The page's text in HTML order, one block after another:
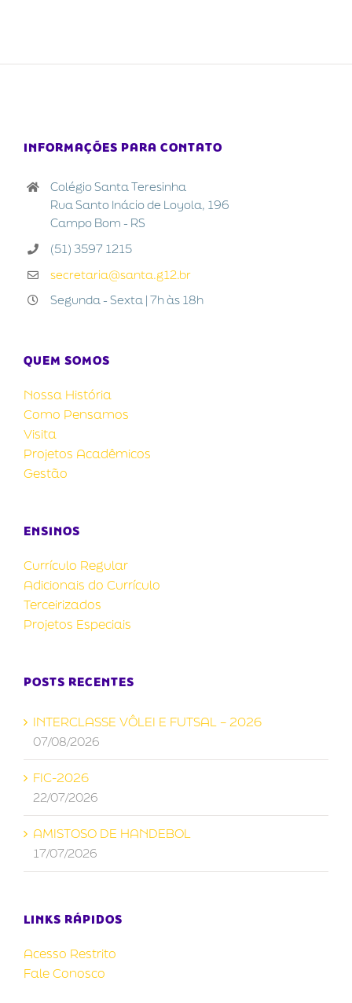
INFORMAÇÕES PARA CONTATO
Colégio Santa Teresinha
Rua Santo Inácio de Loyola, 196
Campo Bom - RS
(51) 3597 1215
secretaria@santa.g12.br
Segunda - Sexta | 7h às 18h
QUEM SOMOS
Nossa História
Como Pensamos
Visita
Projetos Acadêmicos
Gestão
ENSINOS
Currículo Regular
Adicionais do Currículo
Terceirizados
Projetos Especiais
POSTS RECENTES
INTERCLASSE VÔLEI E FUTSAL – 2026
07/08/2026
FIC-2026
22/07/2026
AMISTOSO DE HANDEBOL
17/07/2026
LINKS RÁPIDOS
Acesso Restrito
Fale Conosco